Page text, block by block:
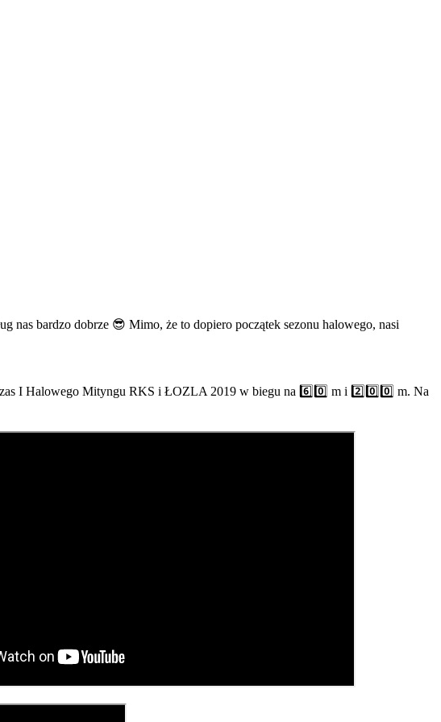
nas bardzo dobrze 😎 Mimo, że to dopiero początek sezonu halowego, nasi
I Halowego Mityngu RKS i ŁOZLA 2019 w biegu na 6️⃣ 0️⃣ m i 2️⃣ 0️⃣ 0️⃣ m. Na